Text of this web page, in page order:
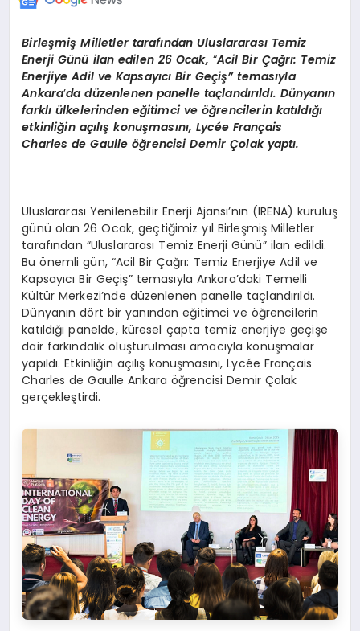
Birleşmiş Milletler tarafından Uluslararası Temiz
Enerji Günü ilan edilen 26 Ocak, “Acil Bir Çağrı: Temiz
Enerjiye Adil ve Kapsayıcı Bir Geçiş”temasıyla
Ankara’da düzenlenen panelle taçlandırıldı. Dünyanın
farklı ülkelerinden eğitimci ve öğrencilerin katıldığı
etkinliğin açılış konuşmasını, Lycée Français
Charles deGaulle öğrencisi Demir Çolak yaptı.
Uluslararası Yenilenebilir Enerji Ajansı’nın (IRENA) kuruluş
günü olan 26 Ocak, geçtiğimiz yıl Birleşmiş Milletler
tarafından “Uluslararası Temiz Enerji Günü” ilan edildi.
Bu önemli gün, “Acil Bir Çağrı: Temiz Enerjiye Adil ve
Kapsayıcı Bir Geçiş” temasıyla Ankara’daki Temelli
Kültür Merkezi’nde düzenlenen panelle taçlandırıldı.
Dünyanın dört bir yanından eğitimci ve öğrencilerin
katıldığı panelde, küresel çapta temiz enerjiye geçişe
dair farkındalık oluşturulması amacıyla konuşmalar
yapıldı. Etkinliğin açılış konuşmasını, Lycée Français
Charles de Gaulle Ankara öğrencisi Demir Çolak
gerçekleştirdi.